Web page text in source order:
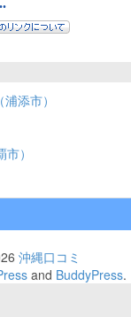
添市）
）
沖縄口コミ
and BuddyPress.